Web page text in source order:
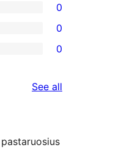
0
0
0
See all